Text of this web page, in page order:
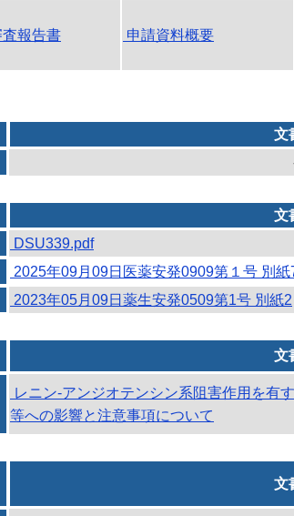
査報告書 申請資料概要
文
文
DSU339.pdf
2025年09月09日医薬安発0909第１号 別紙
2023年05月09日薬生安発0509第1号 別紙2
文
レニン-アンジオテンシン系阻害作用を有
等への影響と注意事項について
文